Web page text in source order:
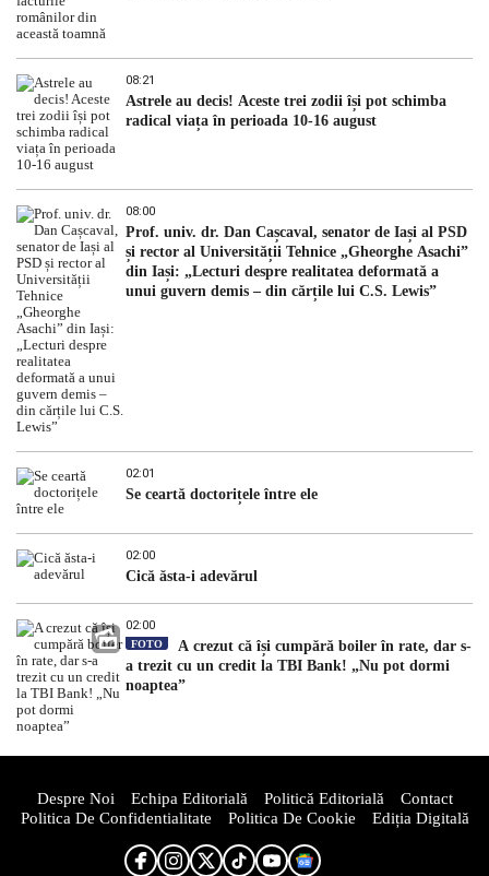
08:21
Astrele au decis! Aceste trei zodii își pot schimba
radical viața în perioada 10-16 august
08:00
Prof. univ. dr. Dan Cașcaval, senator de Iași al PSD
și rector al Universității Tehnice „Gheorghe Asachi”
din Iași: „Lecturi despre realitatea deformată a
unui guvern demis – din cărțile lui C.S. Lewis”
02:01
Se ceartă doctorițele între ele
02:00
Cică ăsta-i adevărul
02:00
FOTO
A crezut că își cumpără boiler în rate, dar s-
a trezit cu un credit la TBI Bank! „Nu pot dormi
noaptea”
Despre Noi Echipa Editorială Politică Editorială
Contact
Politica De Confidentialitate
Politica De Cookie Ediția Digitală